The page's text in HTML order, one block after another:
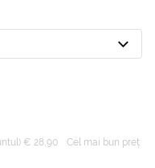
€ 28,90
Cel mai bun preț